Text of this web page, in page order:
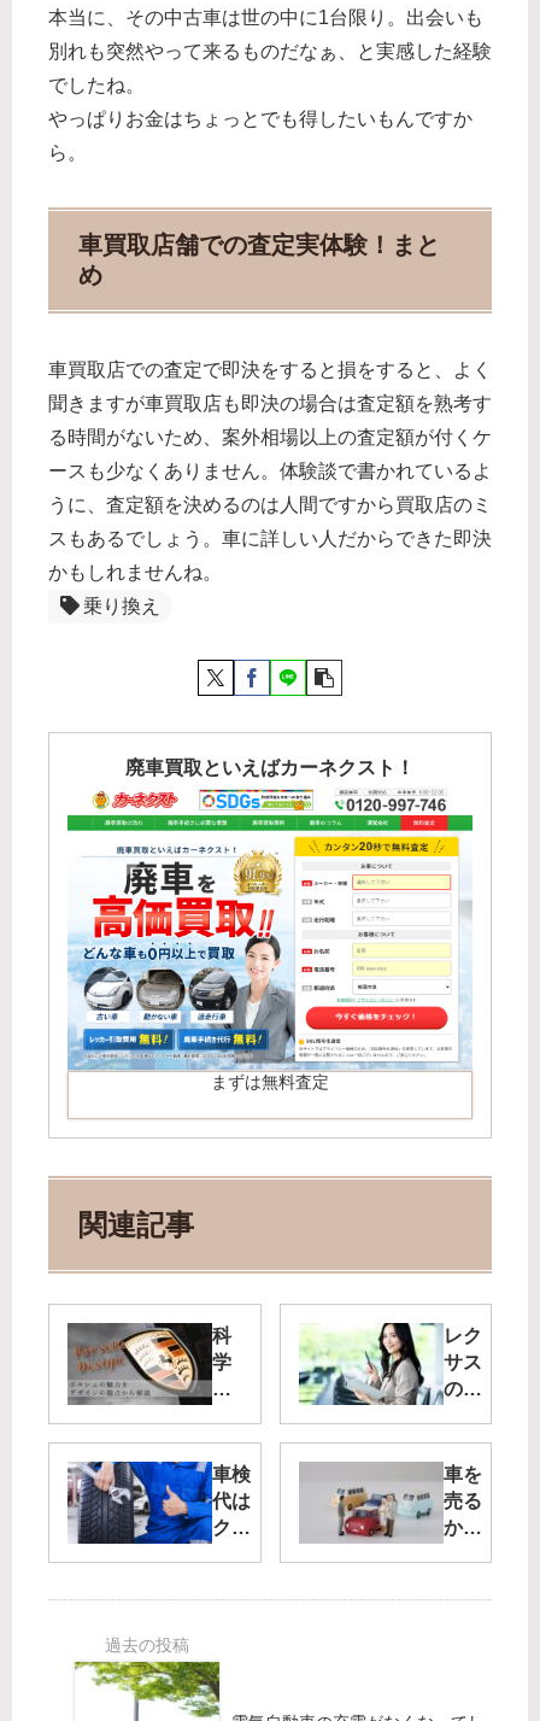
本当に、その中古車は世の中に1台限り。出会いも
別れも突然やって来るものだなぁ、と実感した経験
でしたね。
やっぱりお金はちょっとでも得したいもんですか
ら。
車買取店舗での査定実体験！まと
め
車買取店での査定で即決をすると損をすると、よく
聞きますが車買取店も即決の場合は査定額を熟考す
る時間がないため、案外相場以上の査定額が付くケ
ースも少なくありません。体験談で書かれているよ
うに、査定額を決めるのは人間ですから買取店のミ
スもあるでしょう。車に詳しい人だからできた即決
かもしれませんね。
乗り換え
廃車買取といえばカーネクスト！
まずは無料査定
関連記事
科
学
を
え
る
ポ
ル
の
デ
ザ
レク
サス
の充
たサ
ポー
ト！
レク
サス
シェ
車検
代は
クレ
ード
支払
い可
能？
車を
売る
か迷
知っ
る車